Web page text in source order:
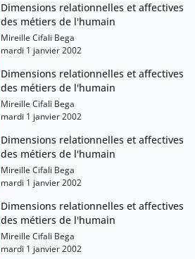
Dimensions relationnelles et affectives
des métiers de l'humain
Mireille Cifali Bega
mardi 1 janvier 2002
Dimensions relationnelles et affectives
des métiers de l'humain
Mireille Cifali Bega
mardi 1 janvier 2002
Dimensions relationnelles et affectives
des métiers de l'humain
Mireille Cifali Bega
mardi 1 janvier 2002
Dimensions relationnelles et affectives
des métiers de l'humain
Mireille Cifali Bega
mardi 1 janvier 2002